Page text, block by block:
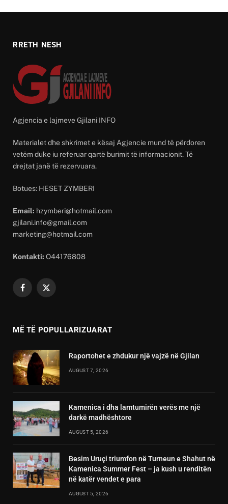
RRETH NESH
Agjencia e lajmeve Gjilani INFO
Materialet dhe shkrimet e kësaj Agjencie mund të përdoren
vetëm duke iu referuar qartë burimit të informacionit. Të
drejtat janë të rezervuara.
Botues: HESET ZYMBERI
Email: hzymberi@hotmail.com
gjilani.info@gmail.com
marketing@hotmail.com
Kontakti: O44176808
Facebook
X
MË TË POPULLARIZUARAT
Raportohet e zhdukur një vajzë në Gjilan
AUGUST 7, 2026
Kamenica i dha lamtumirën verës me një
darkë madhështore
AUGUST 5, 2026
Besim Uruçi triumfon në Turneun e Shahut në
Kamenica Summer Fest – ja kush u renditën
në katër vendet e para
AUGUST 5, 2026